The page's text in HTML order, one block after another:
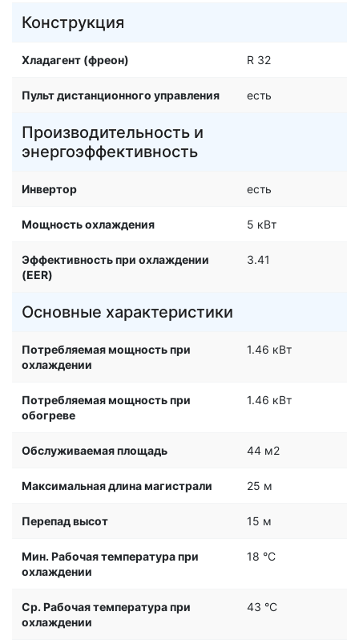
Конструкция
Хладагент (фреон) R 32
Пульт дистанционного управления есть
Производительность и
энергоэффективность
Инвертор есть
Мощность охлаждения 5 кВт
Эффективность при охлаждении
(EER)
3.41
Основные характеристики
Потребляемая мощность при
охлаждении
1.46 кВт
Потребляемая мощность при
обогреве
1.46 кВт
Обслуживаемая площадь 44 м2
Максимальная длина магистрали 25 м
Перепад высот 15 м
Мин. Рабочая температура при
охлаждении
18 °С
Ср. Рабочая температура при
охлаждении
43 °С